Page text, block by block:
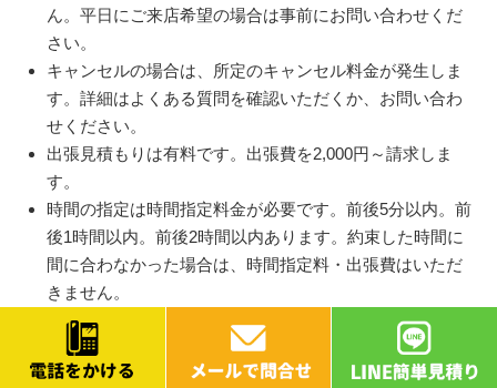
ん。平日にご来店希望の場合は事前にお問い合わせくだ
さい。
キャンセルの場合は、所定のキャンセル料金が発生しま
す。詳細はよくある質問を確認いただくか、お問い合わ
せください。
出張見積もりは有料です。出張費を2,000円～請求しま
す。
時間の指定は時間指定料金が必要です。前後5分以内。前
後1時間以内。前後2時間以内あります。約束した時間に
間に合わなかった場合は、時間指定料・出張費はいただ
きません。
見積もりは、電話・メール・LINE全て有効期限は当日含
め1〜2日以内となります。
現在コロナの影響が続いていて在庫過剰になっていま